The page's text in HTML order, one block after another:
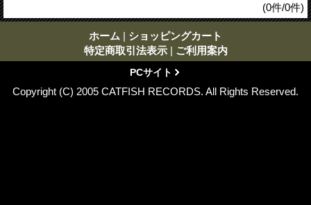
(0件/0件)
ホーム | ショッピングカート
特定商取引法表示 | ご利用案内
PCサイト
Copyright (C) 2005 CATFISH RECORDS. All Rights Reserved.